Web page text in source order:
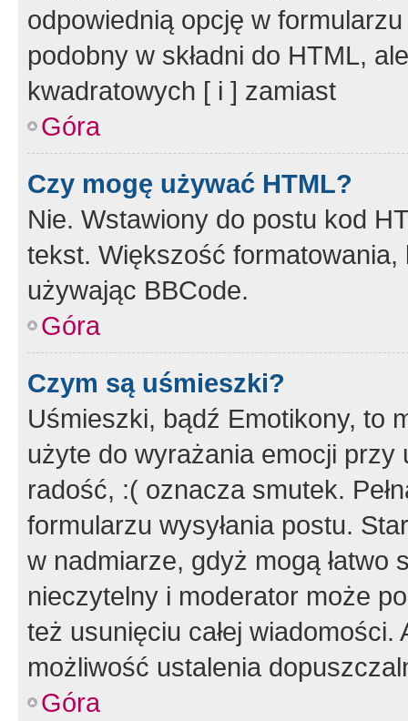
odpowiednią opcję w
podobny w składni do HTML,
kwadratowych [ i ] zamiast
Góra
Czy mogę używać HTML?
Nie. Wstawiony do postu kod
tekst. Większość
używając BBCode.
Góra
Czym są uśmieszki?
Uśmieszki, bądź Emotikony, to
użyte do wyrażania emocji
radość, :( oznacza smutek.
formularzu wysyłania postu.
w nadmiarze, gdyż mogą
nieczytelny i moderator może
też usunięciu całej
możliwość ustalenia
Góra